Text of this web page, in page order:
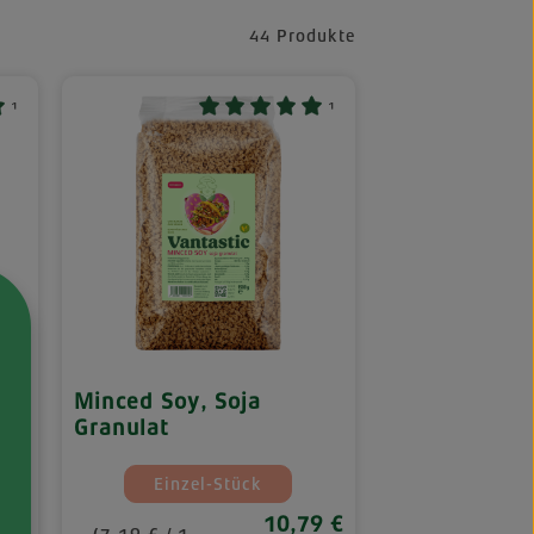
44 Produkte
¹
auswählen
¹
Minced Soy, Soja
Granulat
Mengeneinheiten
Einzel-Stück
(Diese Option ist zurzeit nicht
Regulärer Preis:
10,79 €